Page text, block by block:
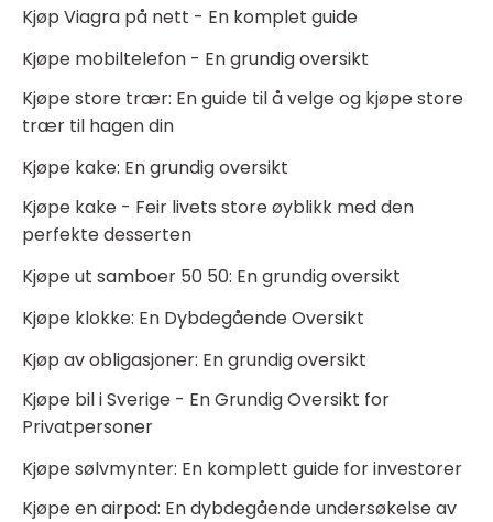
Kjøp Viagra på nett - En komplet guide
Kjøpe mobiltelefon - En grundig oversikt
Kjøpe store trær: En guide til å velge og kjøpe store
trær til hagen din
Kjøpe kake: En grundig oversikt
Kjøpe kake - Feir livets store øyblikk med den
perfekte desserten
Kjøpe ut samboer 50 50: En grundig oversikt
Kjøpe klokke: En Dybdegående Oversikt
Kjøp av obligasjoner: En grundig oversikt
Kjøpe bil i Sverige - En Grundig Oversikt for
Privatpersoner
Kjøpe sølvmynter: En komplett guide for investorer
Kjøpe en airpod: En dybdegående undersøkelse av